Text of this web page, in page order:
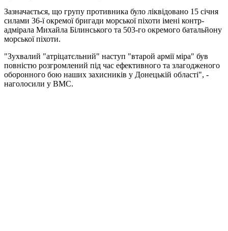
Зазначається, що групу противника було ліквідовано 15 січня
силами 36-ї окремої бригади морської піхоти імені контр-
адмірала Михайла Білинського та 503-го окремого батальйону
морської піхоти.
"Зухвалий "атріцатєльний" наступ "втарой армії міра" був
повністю розгромлений під час ефективного та злагодженого
оборонного бою наших захисників у Донецькій області", -
наголосили у ВМС.